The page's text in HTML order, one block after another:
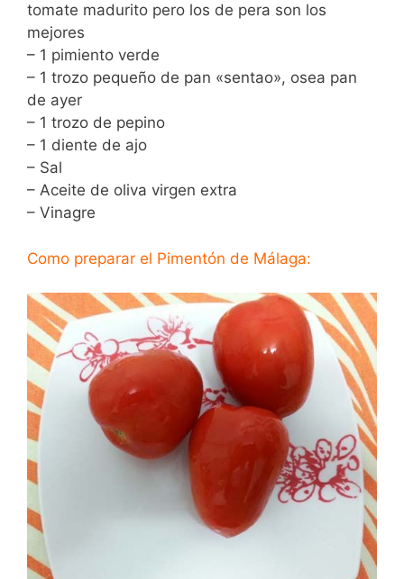
tomate madurito pero los de pera son los
mejores
– 1 pimiento verde
– 1 trozo pequeño de pan «sentao», osea pan
de ayer
– 1 trozo de pepino
– 1 diente de ajo
– Sal
– Aceite de oliva virgen extra
– Vinagre
Como preparar el Pimentón de Málaga: